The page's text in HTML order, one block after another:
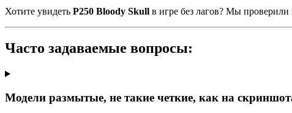
Хотите увидеть P250 Bloody Skull в игре без лагов? Мы
Часто задаваемые вопросы:
Модели размытые, не такие четкие, как на